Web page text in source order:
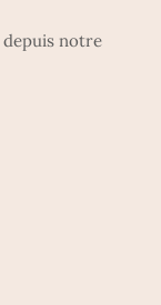
depuis notre